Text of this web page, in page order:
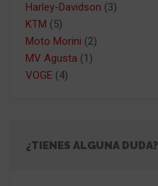
Harley-Davidson (3)
KTM (5)
Moto Morini (2)
MV Agusta (1)
VOGE (4)
¿TIENES ALGUNA DUDA?